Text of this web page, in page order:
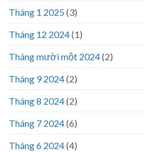
Tháng 1 2025(3)
Tháng 12 2024(1)
Tháng mười một 2024(2)
Tháng 9 2024(2)
Tháng 8 2024(2)
Tháng 7 2024(6)
Tháng 6 2024(4)